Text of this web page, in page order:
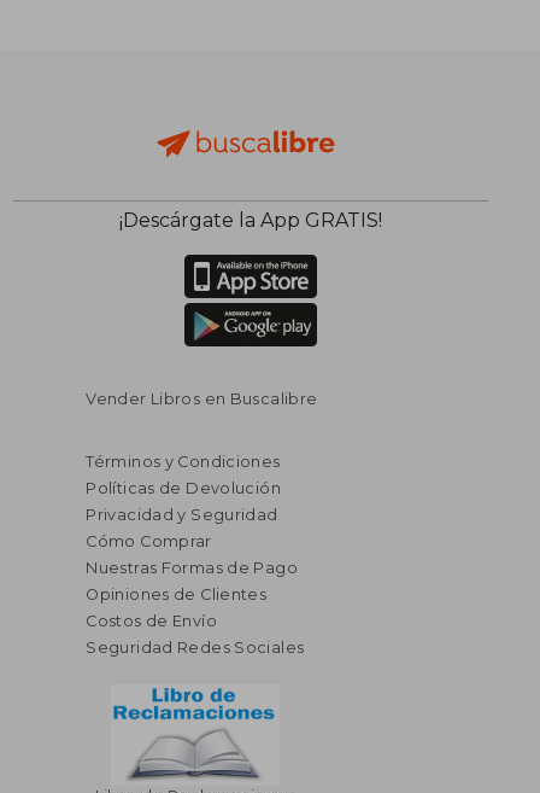
$ 44.11 45%
¡Descárgate la App GRATIS!
Vender Libros en Buscalibre
Términos y Condiciones
Políticas de Devolución
Privacidad y Seguridad
Cómo Comprar
Nuestras Formas de Pago
Opiniones de Clientes
Costos de Envío
Seguridad Redes Sociales